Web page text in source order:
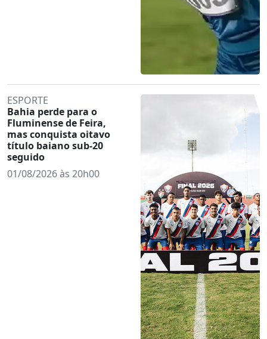
ESPORTE
Bahia perde para o
Fluminense de Feira,
mas conquista oitavo
título baiano sub-20
seguido
01/08/2026 às 20h00